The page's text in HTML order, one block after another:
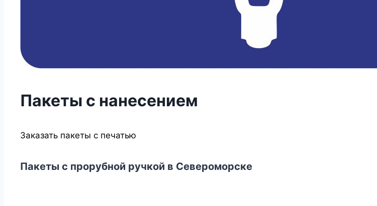
Пакеты с нанесением
Заказать пакеты с печатью
Пакеты с прорубной ручкой в Североморске